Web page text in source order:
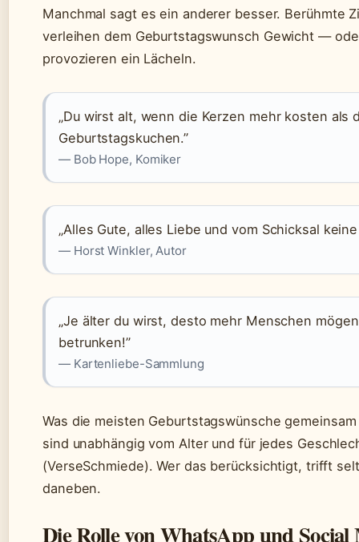
Manchmal sagt es ein anderer besser. Berühmte
verleihen dem Geburtstagswunsch Gewicht —
provozieren ein Lächeln.
„Du wirst alt, wenn die Kerzen mehr kosten als
Geburtstagskuchen.”
— Bob Hope, Komiker
„Alles Gute, alles Liebe und vom Schicksal keine
— Horst Winkler, Autor
„Je älter du wirst, desto mehr Menschen
betrunken!”
— Kartenliebe-Sammlung
Was die meisten Geburtstagswünsche
sind unabhängig vom Alter und für jedes
(VerseSchmiede). Wer das berücksichtigt, trifft
daneben.
Die Rolle von WhatsApp und Social